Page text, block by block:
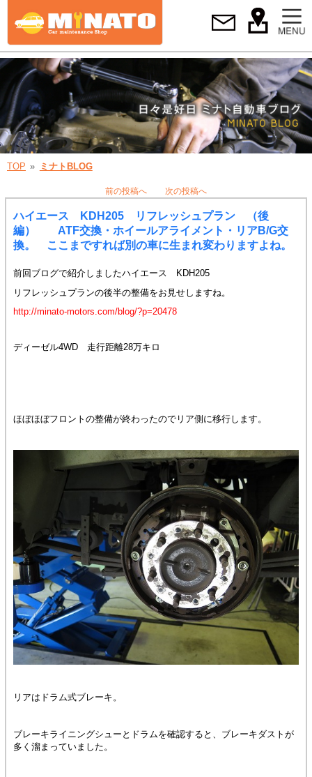
TOP ミナトBLOG
前の投稿へ 次の投稿へ
ハイエース KDH205 リフレッシュプラン （後
編） ATF交換・ホイールアライメント・リアB/G交
換。 ここまですれば別の車に生まれ変わりますよね。
前回ブログで紹介しましたハイエース KDH205
リフレッシュプランの後半の整備をお見せしますね。
http://minato-motors.com/blog/?p=20478
ディーゼル4WD 走行距離28万キロ
ほぼほぼフロントの整備が終わったのでリア側に移行します。
リアはドラム式ブレーキ。
ブレーキライニングシューとドラムを確認すると、ブレーキダストが
多く溜まっていました。